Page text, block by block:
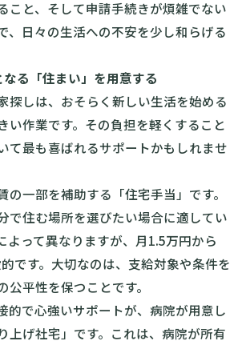
こと、そして申請手続きが煩雑でない
、日々の生活への不安を少し和らげる
る「住まい」を用意する
探しは、おそらく新しい生活を始める
い作業です。その負担を軽くすること
て最も喜ばれるサポートかもしれませ
の一部を補助する「住宅手当」です。
で住む場所を選びたい場合に適してい
よって異なりますが、月1.5万円から
です。大切なのは、支給対象や条件を
公平性を保つことです。
的で心強いサポートが、病院が用意し
上げ社宅」です。これは、病院が所有